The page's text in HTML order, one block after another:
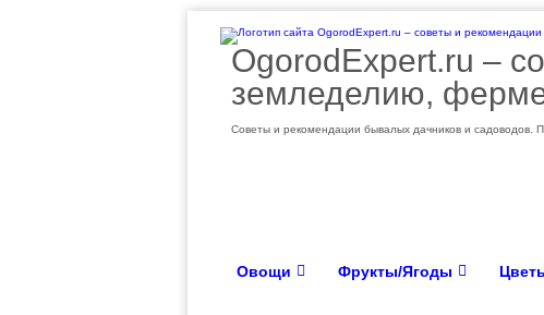
OgorodExpert.ru –
земледелию,
Советы и рекомендации бывалых дачников и садоводов.
Овощи Фрукты/Ягоды